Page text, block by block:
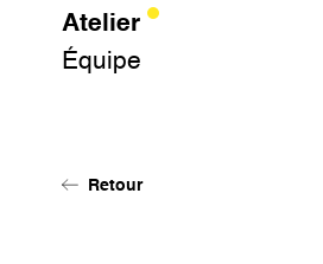
Atelier
Équipe
Retour